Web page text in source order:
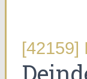
[42159]